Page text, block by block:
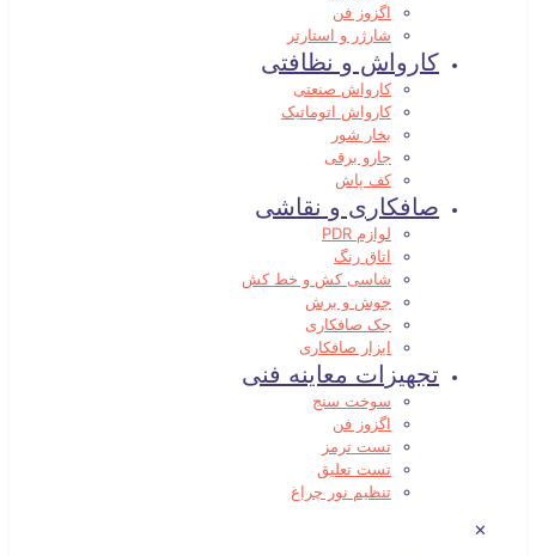
اگزوز فن
شارژر و استارتر
کارواش و نظافتی
کارواش صنعتی
کارواش اتوماتیک
بخار شور
جارو برقی
کف پاش
صافکاری و نقاشی
لوازم PDR
اتاق رنگ
شاسی کش و خط کش
جوش و برش
جک صافکاری
ابزار صافکاری
تجهیزات معاینه فنی
سوخت سنج
اگزوز فن
تست ترمز
تست تعلیق
تنظیم نور چراغ
✕